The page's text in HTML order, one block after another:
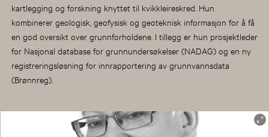
kartlegging og forskning knyttet til kvikkleireskred. Hun
kombinerer geologisk, geofysisk og geoteknisk informasjon for å få
en god oversikt over grunnforholdene. I tillegg er hun prosjektleder
for Nasjonal database for grunnundersøkelser (NADAG) og en ny
registreringsløsning for innrapportering av grunnvannsdata
(Brønnreg).